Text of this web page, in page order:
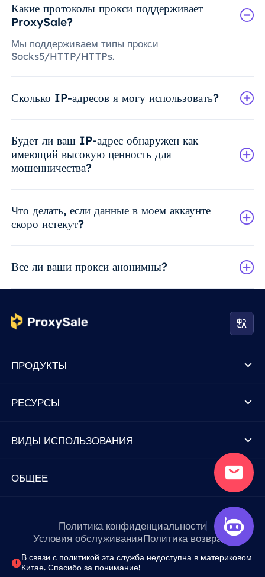
Какие протоколы прокси поддерживает
ProxySale?
Мы поддерживаем типы прокси
Socks5/HTTP/HTTPs.
Сколько IP-адресов я могу использовать?
Будет ли ваш IP-адрес обнаружен как
имеющий высокую ценность для
мошенничества?
Что делать, если данные в моем аккаунте
скоро истекут?
Все ли ваши прокси анонимны?
ПРОДУКТЫ
РЕСУРСЫ
ВИДЫ ИСПОЛЬЗОВАНИЯ
ОБЩЕЕ
Политика конфиденциальности
Условия обслуживанияПолитика возврата
В связи с политикой эта служба недоступна в материковом
Китае. Спасибо за понимание!